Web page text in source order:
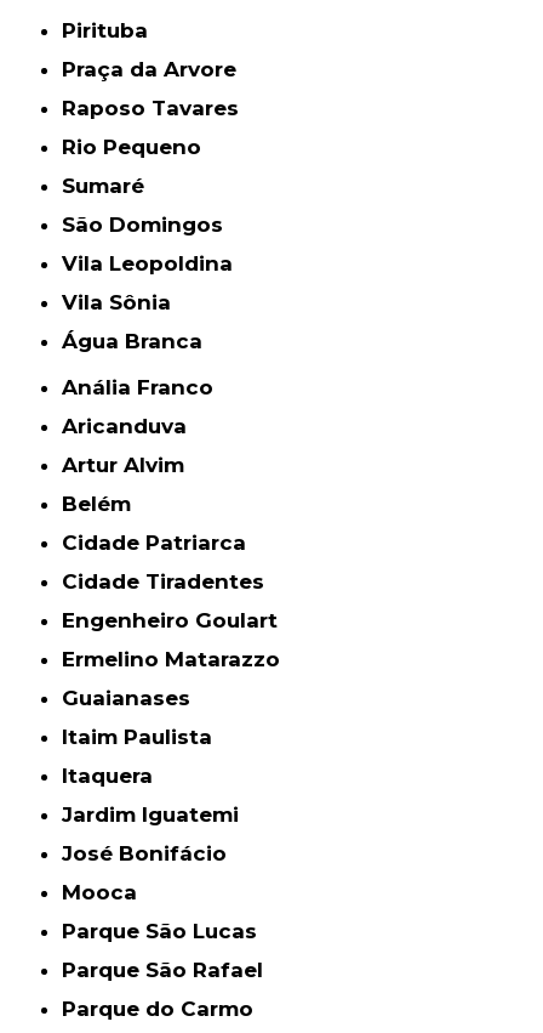
Pirituba
Praça da Arvore
Raposo Tavares
Rio Pequeno
Sumaré
São Domingos
Vila Leopoldina
Vila Sônia
Água Branca
Anália Franco
Aricanduva
Artur Alvim
Belém
Cidade Patriarca
Cidade Tiradentes
Engenheiro Goulart
Ermelino Matarazzo
Guaianases
Itaim Paulista
Itaquera
Jardim Iguatemi
José Bonifácio
Mooca
Parque São Lucas
Parque São Rafael
Parque do Carmo